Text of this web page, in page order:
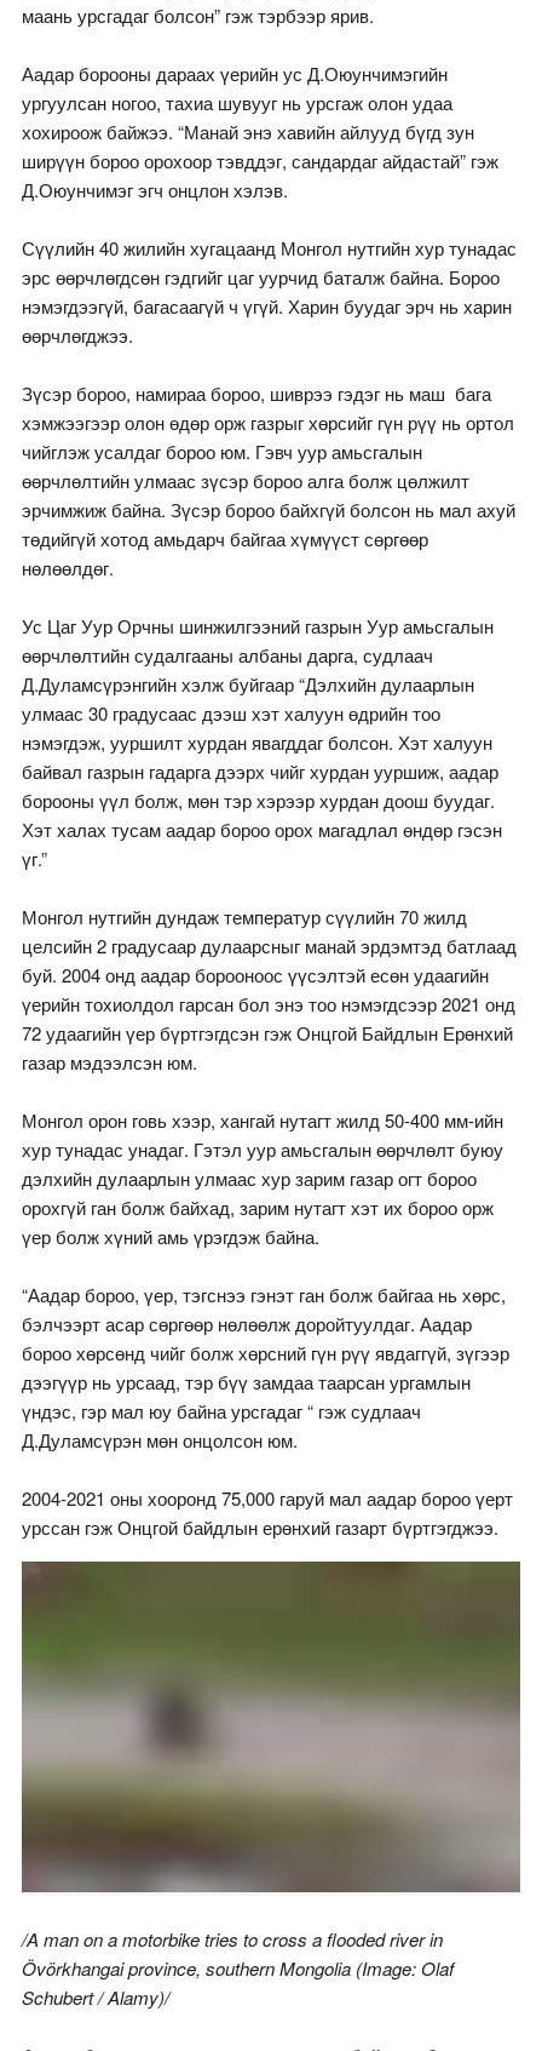
маань урсгадаг болсон” гэж тэрбээр ярив.
Аадар борооны дараах үерийн ус Д.Оюунчимэгийн
ургуулсан ногоо, тахиа шувууг нь урсгаж олон удаа
хохироож байжээ. “Манай энэ хавийн айлууд бүгд зун
ширүүн бороо орохоор тэвддэг, сандардаг айдастай” гэж
Д.Оюунчимэг эгч онцлон хэлэв.
Сүүлийн 40 жилийн хугацаанд Монгол нутгийн хур тунадас
эрс өөрчлөгдсөн гэдгийг цаг уурчид баталж байна. Бороо
нэмэгдээгүй, багасаагүй ч үгүй. Харин буудаг эрч нь харин
өөрчлөгджээ.
Зүсэр бороо, намираа бороо, шиврээ гэдэг нь маш бага
хэмжээгээр олон өдөр орж газрыг хөрсийг гүн рүү нь ортол
чийглэж усалдаг бороо юм. Гэвч уур амьсгалын
өөрчлөлтийн улмаас зүсэр бороо алга болж цөлжилт
эрчимжиж байна. Зүсэр бороо байхгүй болсон нь мал ахуй
төдийгүй хотод амьдарч байгаа хүмүүст сөргөөр
нөлөөлдөг.
Ус Цаг Уур Орчны шинжилгээний газрын Уур амьсгалын
өөрчлөлтийн судалгааны албаны дарга, судлаач
Д.Дуламсүрэнгийн хэлж буйгаар “Дэлхийн дулаарлын
улмаас 30 градусаас дээш хэт халуун өдрийн тоо
нэмэгдэж, ууршилт хурдан явагддаг болсон. Хэт халуун
байвал газрын гадарга дээрх чийг хурдан ууршиж, аадар
борооны үүл болж, мөн тэр хэрээр хурдан доош буудаг.
Хэт халах тусам аадар бороо орох магадлал өндөр гэсэн
үг.”
Монгол нутгийн дундаж температур сүүлийн 70 жилд
целсийн 2 градусаар дулаарсныг манай эрдэмтэд батлаад
буй. 2004 онд аадар борооноос үүсэлтэй есөн удаагийн
үерийн тохиолдол гарсан бол энэ тоо нэмэгдсээр 2021 онд
72 удаагийн үер бүртгэгдсэн гэж Онцгой Байдлын Ерөнхий
газар мэдээлсэн юм.
Монгол орон говь хээр, хангай нутагт жилд 50-400 мм-ийн
хур тунадас унадаг. Гэтэл уур амьсгалын өөрчлөлт буюу
дэлхийн дулаарлын улмаас хур зарим газар огт бороо
орохгүй ган болж байхад, зарим нутагт хэт их бороо орж
үер болж хүний амь үрэгдэж байна.
“Аадар бороо, үер, тэгснээ гэнэт ган болж байгаа нь хөрс,
бэлчээрт асар сөргөөр нөлөөлж доройтуулдаг. Аадар
бороо хөрсөнд чийг болж хөрсний гүн рүү явдаггүй, зүгээр
дээгүүр нь урсаад, тэр бүү замдаа таарсан ургамлын
үндэс, гэр мал юу байна урсгадаг “ гэж судлаач
Д.Дуламсүрэн мөн онцолсон юм.
2004-2021 оны хооронд 75,000 гаруй мал аадар бороо үерт
урссан гэж Онцгой байдлын ерөнхий газарт бүртгэгджээ.
/A man on a motorbike tries to cross a flooded river in
Övörkhangai province, southern Mongolia (Image: Olaf
Schubert / Alamy)/